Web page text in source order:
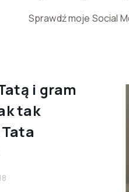
Sprawdź moje Social
i gram
tak